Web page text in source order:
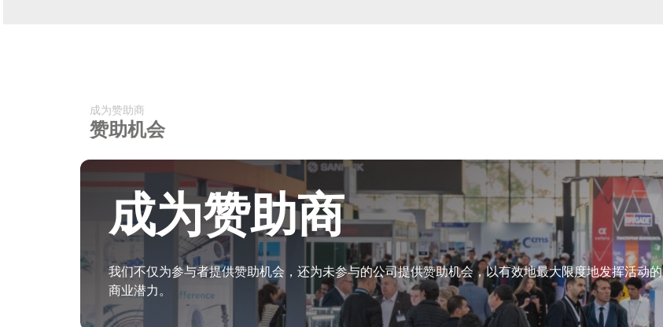
成为赞助商
赞助机会
成为赞助商
我们不仅为参与者提供赞助机会，还为未参与的公司提供赞助机会，以有效地最大限度地发挥活动的
商业潜力。